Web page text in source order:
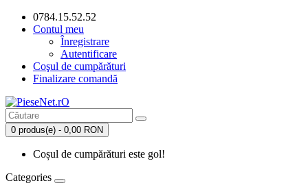
0784.15.52.52
Contul meu
Înregistrare
Autentificare
Coşul de cumpărături
Finalizare comandă
0 produs(e) - 0,00 RON
Coșul de cumpărături este gol!
Categories